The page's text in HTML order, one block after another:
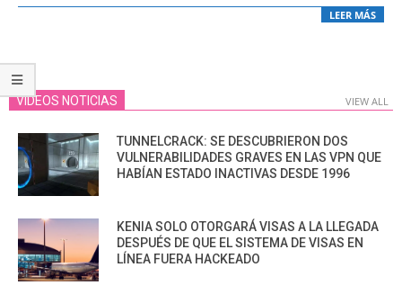
LEER MÁS
VIDEOS NOTICIAS VIEW ALL
TUNNELCRACK: SE DESCUBRIERON DOS
VULNERABILIDADES GRAVES EN LAS VPN QUE
HABÍAN ESTADO INACTIVAS DESDE 1996
KENIA SOLO OTORGARÁ VISAS A LA LLEGADA
DESPUÉS DE QUE EL SISTEMA DE VISAS EN
LÍNEA FUERA HACKEADO